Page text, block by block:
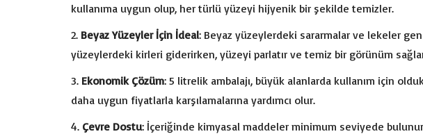
kullanıma uygun olup, her türlü yüzeyi hijyenik bir şekilde temizler.
Beyaz Yüzeyler İçin İdeal: Beyaz yüzeylerdeki sararmalar ve lekeler
yüzeylerdeki kirleri giderirken, yüzeyi parlatır ve temiz bir görünüm
Ekonomik Çözüm: 5 litrelik ambalajı, büyük alanlarda kullanım için
daha uygun fiyatlarla karşılamalarına yardımcı olur.
Çevre Dostu: İçeriğinde kimyasal maddeler minimum seviyede bulunur